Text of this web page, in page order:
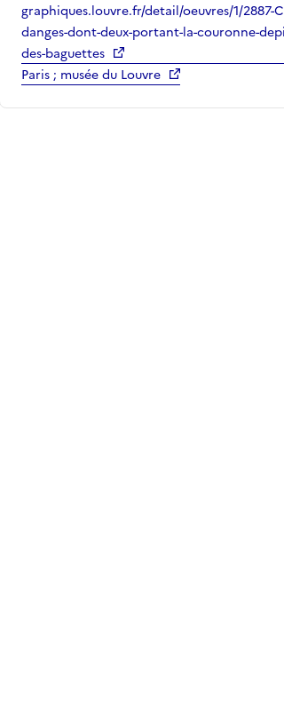
graphiques.louvre.fr/detail/oeuvres/1/2887-
danges-dont-deux-portant-la-couronne-
des-baguettes
Paris ; musée du Louvre